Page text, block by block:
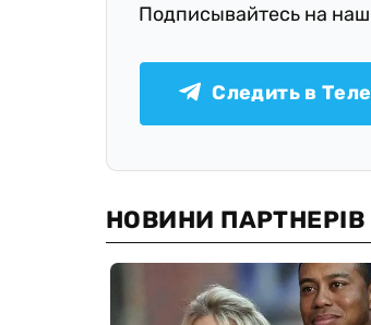
Подписывайтесь на наш
Следить в